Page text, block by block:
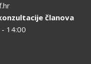
članova
14:00